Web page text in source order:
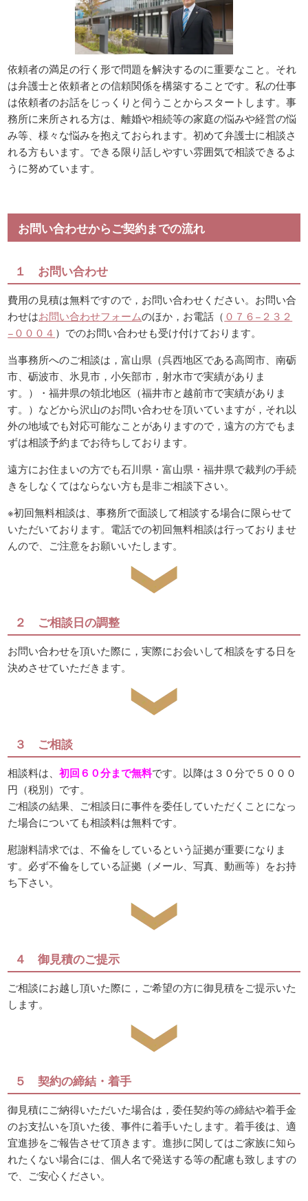
依頼者の満足の行く形で問題を解決するのに重要なこと。それ
は弁護士と依頼者との信頼関係を構築することです。私の仕事
は依頼者のお話をじっくりと伺うことからスタートします。事
務所に来所される方は、離婚や相続等の家庭の悩みや経営の悩
み等、様々な悩みを抱えておられます。初めて弁護士に相談さ
れる方もいます。できる限り話しやすい雰囲気で相談できるよ
うに努めています。
お問い合わせからご契約までの流れ
１ お問い合わせ
費用の見積は無料ですので，お問い合わせください。お問い合
わせはお問い合わせフォームのほか，お電話（ ０７６−２３２
−０００４ ）でのお問い合わせも受け付けております。
当事務所へのご相談は，富山県（呉西地区である高岡市、南砺
市、砺波市、氷見市，小矢部市，射水市で実績がありま
す。）・福井県の領北地区（福井市と越前市で実績がありま
す。）などから沢山のお問い合わせを頂いていますが，それ以
外の地域でも対応可能なことがありますので，遠方の方でもま
ずは相談予約までお待ちしております。
遠方にお住まいの方でも石川県・富山県・福井県で裁判の手続
きをしなくてはならない方も是非ご相談下さい。
※初回無料相談は、事務所で面談して相談する場合に限らせて
いただいております。電話での初回無料相談は行っておりませ
んので、ご注意をお願いいたします。
２ ご相談日の調整
お問い合わせを頂いた際に，実際にお会いして相談をする日を
決めさせていただきます。
３ ご相談
相談料は、初回６０分まで無料です。以降は３０分で５０００
円（税別）です。
ご相談の結果、ご相談日に事件を委任していただくことになっ
た場合についても相談料は無料です。
慰謝料請求では、不倫をしているという証拠が重要になりま
す。必ず不倫をしている証拠（メール、写真、動画等）をお持
ち下さい。
４ 御見積のご提示
ご相談にお越し頂いた際に，ご希望の方に御見積をご提示いた
します。
５ 契約の締結・着手
御見積にご納得いただいた場合は，委任契約等の締結や着手金
のお支払いを頂いた後、事件に着手いたします。着手後は、適
宜進捗をご報告させて頂きます。進捗に関してはご家族に知ら
れたくない場合には、個人名で発送する等の配慮も致しますの
で、ご安心ください。